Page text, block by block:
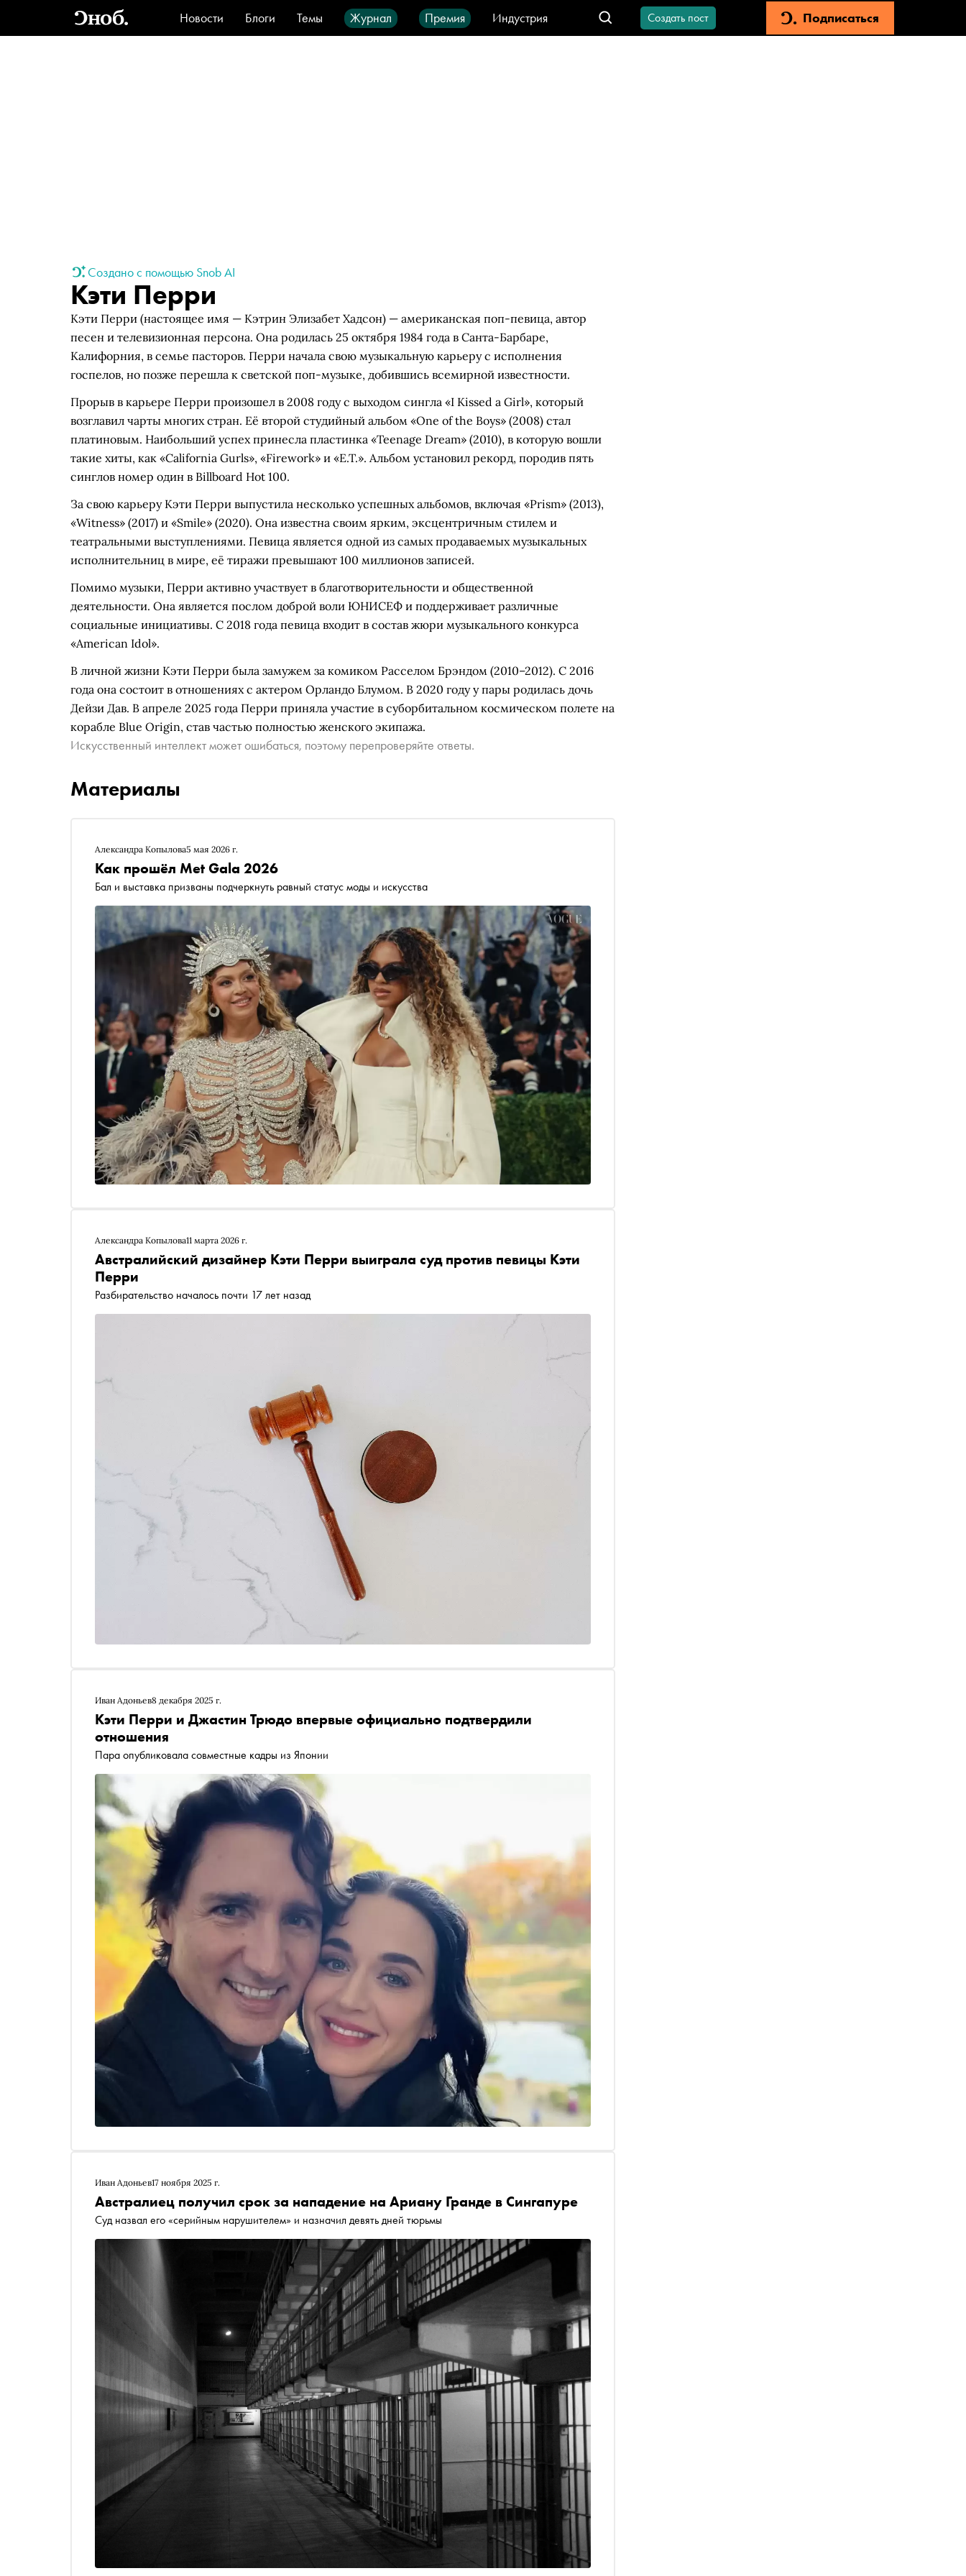
Новости Блоги Темы Журнал Премия
Индустрия
Стиль
Видео Город IT-продукты
Создать пост Подписаться
Создано с помощью Snob AI
Кэти Перри
Кэти Перри (настоящее имя — Кэтрин Элизабет Хадсон) — американская поп-певица, автор
песен и телевизионная персона. Она родилась 25 октября 1984 года в Санта-Барбаре,
Калифорния, в семье пасторов. Перри начала свою музыкальную карьеру с исполнения
госпелов, но позже перешла к светской поп-музыке, добившись всемирной известности.
Прорыв в карьере Перри произошел в 2008 году с выходом сингла «I Kissed a Girl», который
возглавил чарты многих стран. Её второй студийный альбом «One of the Boys» (2008) стал
платиновым. Наибольший успех принесла пластинка «Teenage Dream» (2010), в которую вошли
такие хиты, как «California Gurls», «Firework» и «E.T.». Альбом установил рекорд, породив пять
синглов номер один в Billboard Hot 100.
За свою карьеру Кэти Перри выпустила несколько успешных альбомов, включая «Prism» (2013),
«Witness» (2017) и «Smile» (2020). Она известна своим ярким, эксцентричным стилем и
театральными выступлениями. Певица является одной из самых продаваемых музыкальных
исполнительниц в мире, её тиражи превышают 100 миллионов записей.
Помимо музыки, Перри активно участвует в благотворительности и общественной
деятельности. Она является послом доброй воли ЮНИСЕФ и поддерживает различные
социальные инициативы. С 2018 года певица входит в состав жюри музыкального конкурса
«American Idol».
В личной жизни Кэти Перри была замужем за комиком Расселом Брэндом (2010–2012). С 2016
года она состоит в отношениях с актером Орландо Блумом. В 2020 году у пары родилась дочь
Дейзи Дав. В апреле 2025 года Перри приняла участие в суборбитальном космическом полете на
корабле Blue Origin, став частью полностью женского экипажа.
Искусственный интеллект может ошибаться, поэтому перепроверяйте ответы.
Материалы
Александра Копылова5 мая 2026 г.
Как прошёл Met Gala 2026
Бал и выставка призваны подчеркнуть равный статус моды и искусства
Александра Копылова11 марта 2026 г.
Австралийский дизайнер Кэти Перри выиграла суд против певицы Кэти
Перри
Разбирательство началось почти 17 лет назад
Иван Адоньев8 декабря 2025 г.
Кэти Перри и Джастин Трюдо впервые официально подтвердили
отношения
Пара опубликовала совместные кадры из Японии
Иван Адоньев17 ноября 2025 г.
Австралиец получил срок за нападение на Ариану Гранде в Сингапуре
Суд назвал его «серийным нарушителем» и назначил девять дней тюрьмы